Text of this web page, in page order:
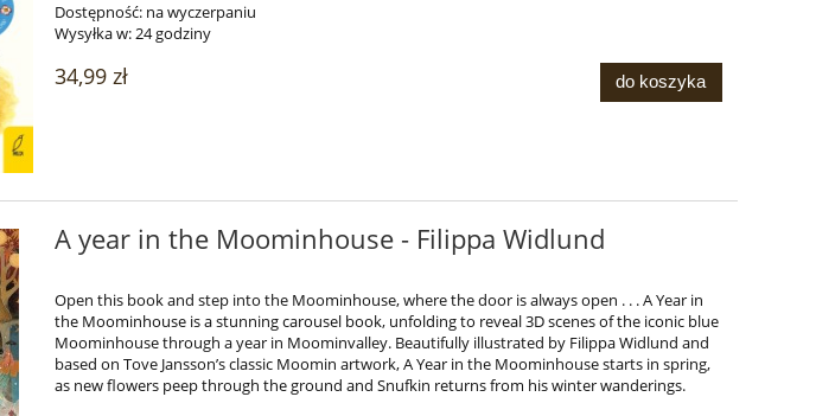
Dostępność: na wyczerpaniu
Wysyłka w:24 godziny
34,99 zł do koszyka
A year in the Moominhouse - Filippa Widlund
Open this book and step into the Moominhouse, where the door is always open . . . A Year in
the Moominhouse is a stunning carousel book, unfolding to reveal 3D scenes of the iconic blue
Moominhouse through a year in Moominvalley. Beautifully illustrated by Filippa Widlund and
based on Tove Jansson’s classic Moomin artwork, A Year in the Moominhouse starts in spring,
as new flowers peep through the ground and Snufkin returns from his winter wanderings.